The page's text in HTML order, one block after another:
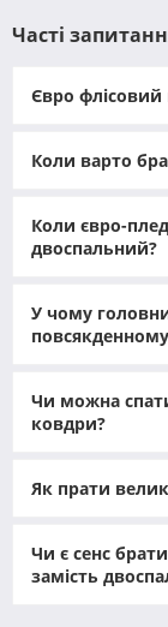
Часті
Євро флісовий
Коли варто
Коли євро-
двоспальний?
У чому
Чи можна
ковдри?
Як прати
Чи є сенс
замість